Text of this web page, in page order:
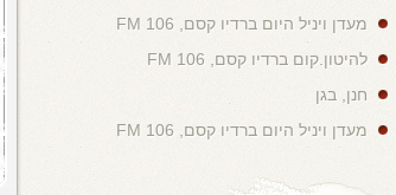
מעדן ויניל היום ברדיו קסם, 106 FM
להיטון.קום ברדיו קסם, 106 FM
חנן, בגן
מעדן ויניל היום ברדיו קסם, 106 FM